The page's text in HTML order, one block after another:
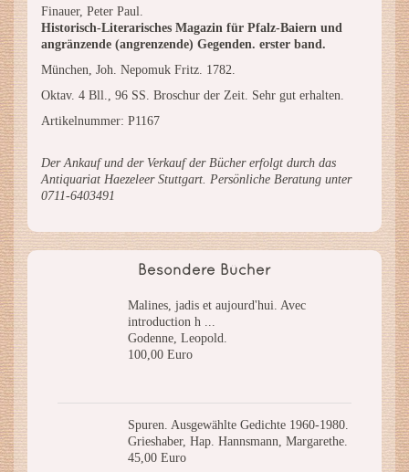
Finauer, Peter Paul.
Historisch-Literarisches Magazin für Pfalz-Baiern und
angränzende (angrenzende) Gegenden. erster band.
München, Joh. Nepomuk Fritz. 1782.
Oktav. 4 Bll., 96 SS. Broschur der Zeit. Sehr gut erhalten.
Artikelnummer: P1167
Der Ankauf und der Verkauf der Bücher erfolgt durch das
Antiquariat Haezeleer Stuttgart. Persönliche Beratung unter
0711-6403491
Besondere Bücher
Malines, jadis et aujourd'hui. Avec
introduction h ...
Godenne, Leopold.
100,00 Euro
Spuren. Ausgewählte Gedichte 1960-1980.
Grieshaber, Hap. Hannsmann, Margarethe.
45,00 Euro